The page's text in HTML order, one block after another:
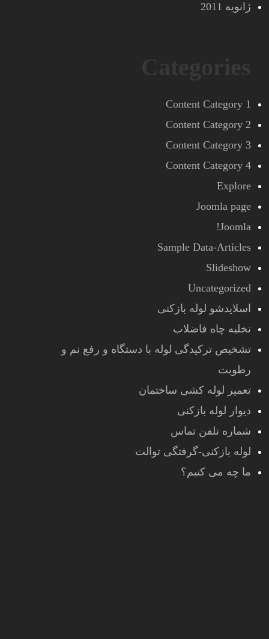
ژانویه 2011
Content Category 1
Content Category 2
Content Category 3
Content Category 4
Explore
Joomla page
Joomla!
Sample Data-Articles
Slideshow
Uncategorized
اسلایدشو لوله بازکنی
تخلیه چاه فاضلاب
تشخیص ترکیدگی لوله با دستگاه و رفع نم و
رطوبت
تعمیر لوله کشی ساختمان
دیوار لوله بازکنی
شماره تلفن تماس
لوله بازکنی-گرفتگی توالت
ما چه می کنیم؟